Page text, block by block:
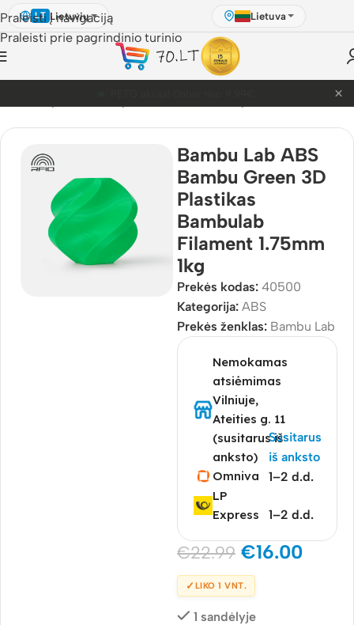
Praleisti į navigaciją
Praleisti prie pagrindinio turinio
LT Lietuvių Lietuva
×
Bambu Lab ABS
Bambu Green 3D
Plastikas
Bambulab
Filament 1.75mm
1kg
Prekės kodas: 40500
Kategorija: ABS
Prekės ženklas: Bambu Lab
Nemokamas
atsiėmimas
Vilniuje,
Ateities g. 11
(susitarus iš
anksto)
Susitarus
iš anksto
Omniva
1–2 d.d.
LP
Express
1–2 d.d.
€22.99 €16.00
✓ LIKO 1 VNT.
1 sandėlyje